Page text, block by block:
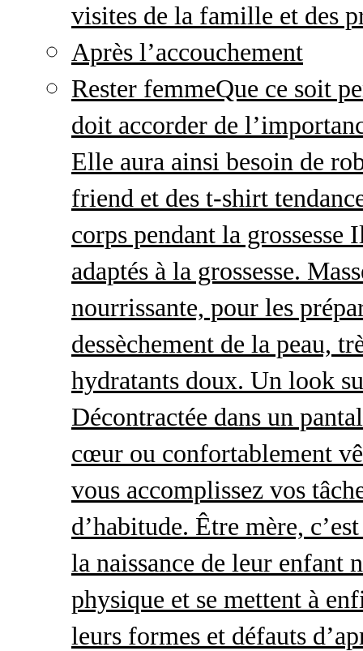
visites de la famille et des
Après l’accouchement
Rester femmeQue ce soit
doit accorder de
Elle aura ainsi besoin de
friend et des t-shirt
corps pendant la
adaptés à la grossesse.
nourrissante, pour les
dessèchement de la peau,
hydratants doux. Un look
Décontractée dans un
cœur ou confortablement
vous accomplissez vos
d’habitude. Être mère,
la naissance de leur enfant
physique et se mettent à
leurs formes et défauts